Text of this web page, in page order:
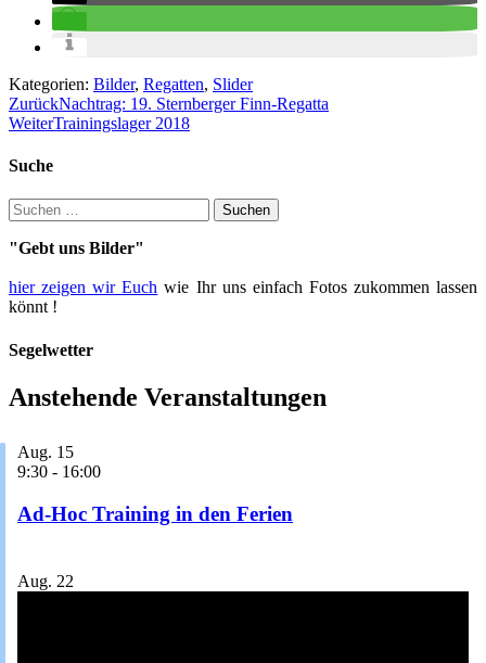
Kategorien: Bilder, Regatten, Slider
Beitragsnavigation
ZurückNachtrag: 19. Sternberger Finn-Regatta
WeiterTrainingslager 2018
Suche
Suche
nach:
"Gebt uns Bilder"
hier zeigen wir Euch wie Ihr uns einfach Fotos zukommen lassen
könnt !
Segelwetter
Anstehende Veranstaltungen
Aug. 15
9:30 - 16:00
Ad-Hoc Training in den Ferien
Aug. 22